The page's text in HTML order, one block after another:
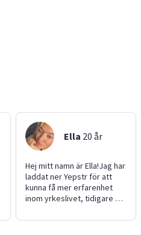
Ella 20 år
Hej mitt namn är Ella!Jag har
laddat ner Yepstr för att
kunna få mer erfarenhet
inom yrkeslivet, tidigare har
en restaurang! På min fritid